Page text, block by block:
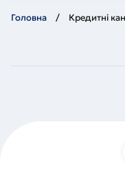
Головна Кредитні